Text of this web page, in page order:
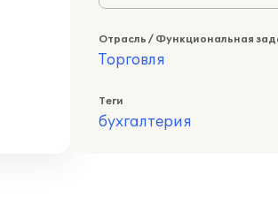
Отрасль / Функциональная
Торговля
Теги
бухгалтерия